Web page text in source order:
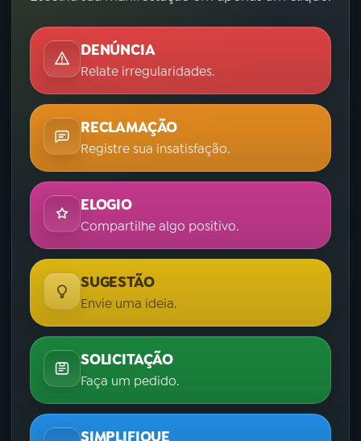
DENÚNCIA
Relate irregularidades.
RECLAMAÇÃO
Registre sua insatisfação.
ELOGIO
Compartilhe algo positivo.
SUGESTÃO
Envie uma ideia.
SOLICITAÇÃO
Faça um pedido.
SIMPLIFIQUE